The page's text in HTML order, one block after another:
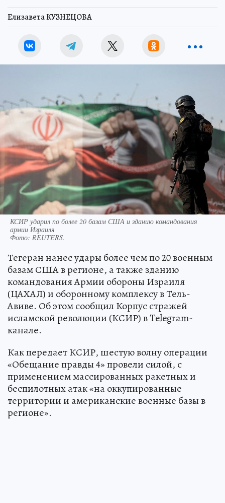
Елизавета КУЗНЕЦОВА
КСИР ударил по более 20 базам США и зданию командования
армии Израиля
Фото: REUTERS.
Тегеран нанес удары более чем по 20 военным
базам США в регионе, а также зданию
командования Армии обороны Израиля
(ЦАХАЛ) и оборонному комплексу в Тель-
Авиве. Об этом сообщил Корпус стражей
исламской революции (КСИР) в Telegram-
канале.
Как передает КСИР, шестую волну операции
«Обещание правды 4» провели силой, с
применением массированных ракетных и
беспилотных атак «на оккупированные
территории и американские военные базы в
регионе».